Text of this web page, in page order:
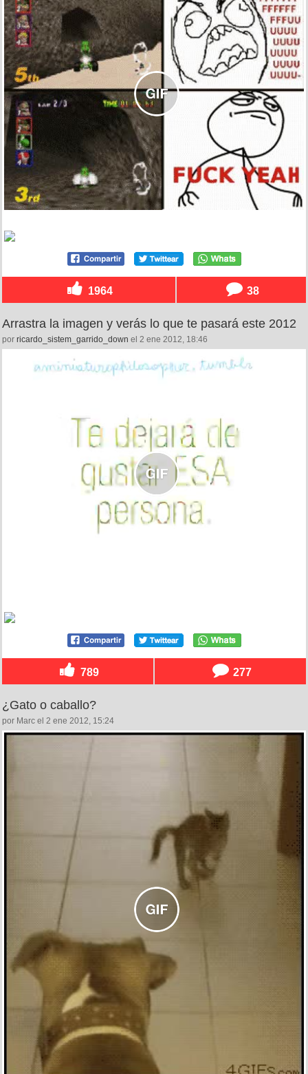
1964 38
Arrastra la imagen y verás lo que te pasará este 2012
por ricardo_sistem_garrido_down el 2 ene 2012, 18:46
789 277
¿Gato o caballo?
por Marc el 2 ene 2012, 15:24